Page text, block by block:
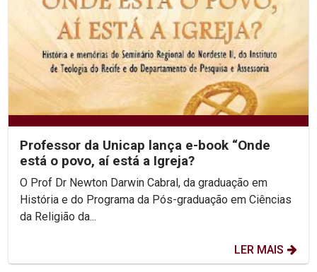
Professor da Unicap lança e-book “Onde
está o povo, aí está a Igreja?
O Prof Dr Newton Darwin Cabral, da graduação em
História e do Programa da Pós-graduação em Ciências
da Religião da...
LER MAIS